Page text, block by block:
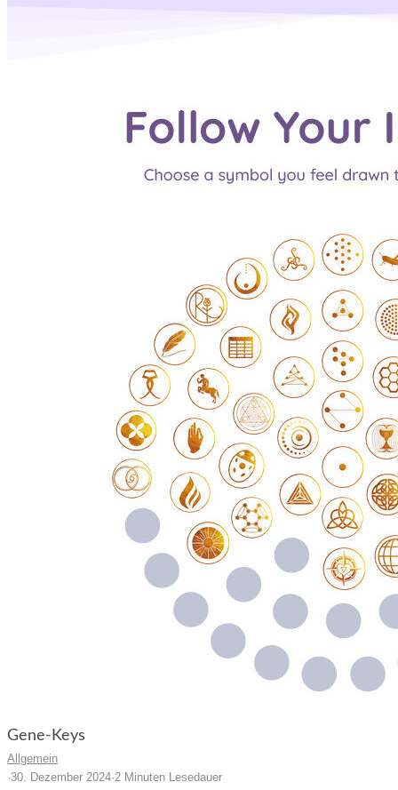
Gene-Keys
Allgemein
·30. Dezember 2024·2 Minuten Lesedauer